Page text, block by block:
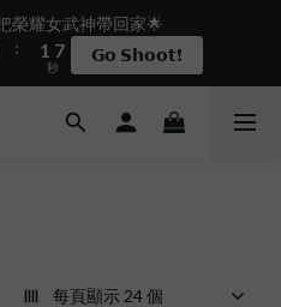
｜滿1000即享免運
榮耀女武神帶回家🌟
:
2
1
0
8
7
6
秒
𝗚𝗼 𝗦𝗵𝗼𝗼𝘁❗
入新會員👆馬上送50元
每頁顯示 24 個